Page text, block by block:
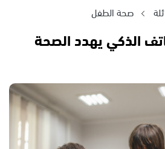
صحة الطفل
الهاتف الذكي يهدد الصحة